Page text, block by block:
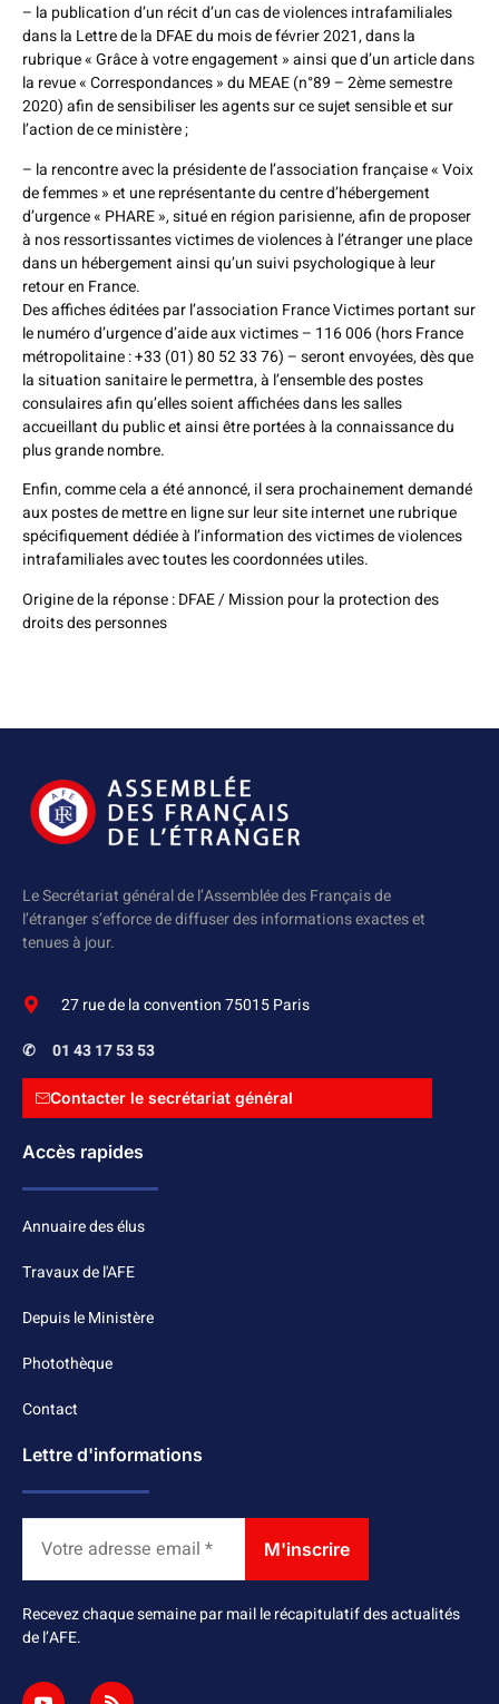
– la publication d’un récit d’un cas de violences intrafamiliales
dans la Lettre de la DFAE du mois de février 2021, dans la
rubrique « Grâce à votre engagement » ainsi que d’un article dans
la revue « Correspondances » du MEAE (n°89 – 2ème semestre
2020) afin de sensibiliser les agents sur ce sujet sensible et sur
l’action de ce ministère ;
– la rencontre avec la présidente de l’association française « Voix
de femmes » et une représentante du centre d’hébergement
d’urgence « PHARE », situé en région parisienne, afin de proposer
à nos ressortissantes victimes de violences à l’étranger une place
dans un hébergement ainsi qu’un suivi psychologique à leur
retour en France.
Des affiches éditées par l’association France Victimes portant sur
le numéro d’urgence d’aide aux victimes – 116 006 (hors France
métropolitaine : +33 (01) 80 52 33 76) – seront envoyées, dès que
la situation sanitaire le permettra, à l’ensemble des postes
consulaires afin qu’elles soient affichées dans les salles
accueillant du public et ainsi être portées à la connaissance du
plus grande nombre.
Enfin, comme cela a été annoncé, il sera prochainement demandé
aux postes de mettre en ligne sur leur site internet une rubrique
spécifiquement dédiée à l’information des victimes de violences
intrafamiliales avec toutes les coordonnées utiles.
Origine de la réponse : DFAE / Mission pour la protection des
droits des personnes
Le Secrétariat général de l’Assemblée des Français de
l’étranger s’efforce de diffuser des informations exactes et
tenues à jour.
27 rue de la convention 75015 Paris
✆ 01 43 17 53 53
Contacter le secrétariat général
Accès rapides
Annuaire des élus
Travaux de l'AFE
Depuis le Ministère
Photothèque
Contact
Lettre d'informations
Recevez chaque semaine par mail le récapitulatif des actualités
de l’AFE.